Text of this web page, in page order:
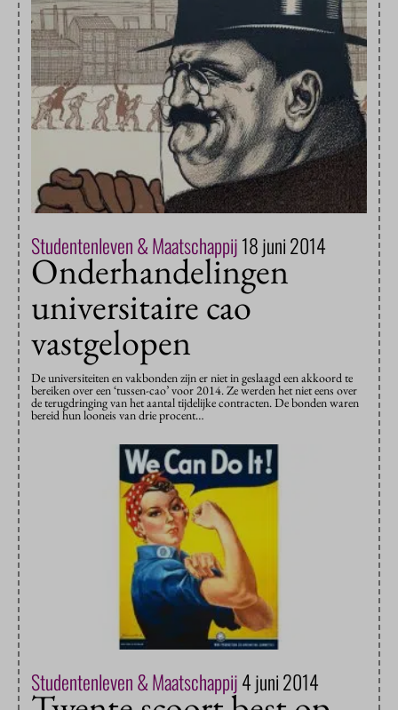
Studentenleven & Maatschappij18 juni 2014
Onderhandelingen
universitaire cao
vastgelopen
De universiteiten en vakbonden zijn er niet in geslaagd een akkoord te
bereiken over een ‘tussen-cao’ voor 2014. Ze werden het niet eens over
de terugdringing van het aantal tijdelijke contracten. De bonden waren
bereid hun looneis van drie procent…
Studentenleven & Maatschappij4 juni 2014